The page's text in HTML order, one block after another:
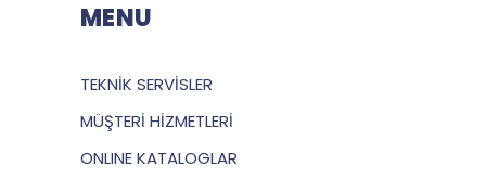
MENU
TEKNİK SERVİSLER
MÜŞTERİ HİZMETLERİ
ONLINE KATALOGLAR